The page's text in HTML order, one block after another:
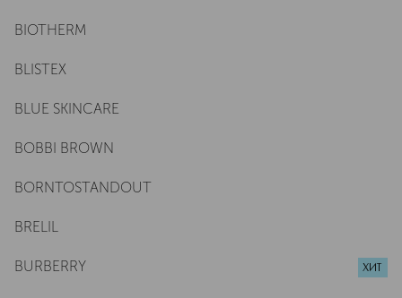
BIOTHERM
BLISTEX
BLUE SKINCARE
BOBBI BROWN
BORNTOSTANDOUT
BRELIL
BURBERRY ХИТ